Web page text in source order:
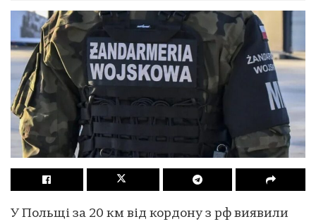
У Польщі за 20 км від кордону з рф виявили